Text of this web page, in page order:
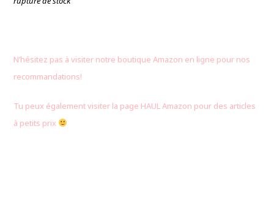
N’hésitez pas à visiter notre boutique Amazon en ligne pour nos
recommandations!
Tu peux également visiter la page HAUL Amazon pour des articles
à petits prix